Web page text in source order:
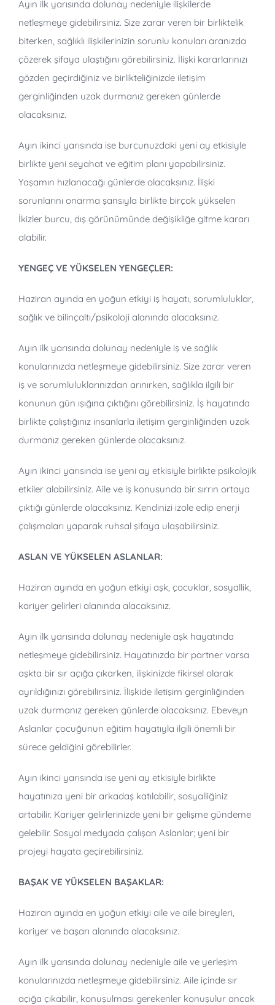
Ayın ilk yarısında dolunay nedeniyle ilişkilerde
netleşmeye gidebilirsiniz. Size zarar veren bir birliktelik
biterken, sağlıklı ilişkilerinizin sorunlu konuları aranızda
çözerek şifaya ulaştığını görebilirsiniz. İlişki kararlarınızı
gözden geçirdiğiniz ve birlikteliğinizde iletişim
gerginliğinden uzak durmanız gereken günlerde
olacaksınız.
Ayın ikinci yarısında ise burcunuzdaki yeni ay etkisiyle
birlikte yeni seyahat ve eğitim planı yapabilirsiniz.
Yaşamın hızlanacağı günlerde olacaksınız. İlişki
sorunlarını onarma şansıyla birlikte birçok yükselen
İkizler burcu, dış görünümünde değişikliğe gitme kararı
alabilir.
YENGEÇ VE YÜKSELEN YENGEÇLER:
Haziran ayında en yoğun etkiyi iş hayatı, sorumluluklar,
sağlık ve bilinçaltı/psikoloji alanında alacaksınız.
Ayın ilk yarısında dolunay nedeniyle iş ve sağlık
konularınızda netleşmeye gidebilirsiniz. Size zarar veren
iş ve sorumluluklarınızdan arınırken, sağlıkla ilgili bir
konunun gün ışığına çıktığını görebilirsiniz. İş hayatında
birlikte çalıştığınız insanlarla iletişim gerginliğinden uzak
durmanız gereken günlerde olacaksınız.
Ayın ikinci yarısında ise yeni ay etkisiyle birlikte psikolojik
etkiler alabilirsiniz. Aile ve iş konusunda bir sırrın ortaya
çıktığı günlerde olacaksınız. Kendinizi izole edip enerji
çalışmaları yaparak ruhsal şifaya ulaşabilirsiniz.
ASLAN VE YÜKSELEN ASLANLAR:
Haziran ayında en yoğun etkiyi aşk, çocuklar, sosyallik,
kariyer gelirleri alanında alacaksınız.
Ayın ilk yarısında dolunay nedeniyle aşk hayatında
netleşmeye gidebilirsiniz. Hayatınızda bir partner varsa
aşkta bir sır açığa çıkarken, ilişkinizde fikirsel olarak
ayrıldığınızı görebilirsiniz. İlişkide iletişim gerginliğinden
uzak durmanız gereken günlerde olacaksınız. Ebeveyn
Aslanlar çocuğunun eğitim hayatıyla ilgili önemli bir
sürece geldiğini görebilirler.
Ayın ikinci yarısında ise yeni ay etkisiyle birlikte
hayatınıza yeni bir arkadaş katılabilir, sosyalliğiniz
artabilir. Kariyer gelirlerinizde yeni bir gelişme gündeme
gelebilir. Sosyal medyada çalışan Aslanlar; yeni bir
projeyi hayata geçirebilirsiniz.
BAŞAK VE YÜKSELEN BAŞAKLAR:
Haziran ayında en yoğun etkiyi aile ve aile bireyleri,
kariyer ve başarı alanında alacaksınız.
Ayın ilk yarısında dolunay nedeniyle aile ve yerleşim
konularınızda netleşmeye gidebilirsiniz. Aile içinde sır
açığa çıkabilir, konuşulması gerekenler konuşulur ancak